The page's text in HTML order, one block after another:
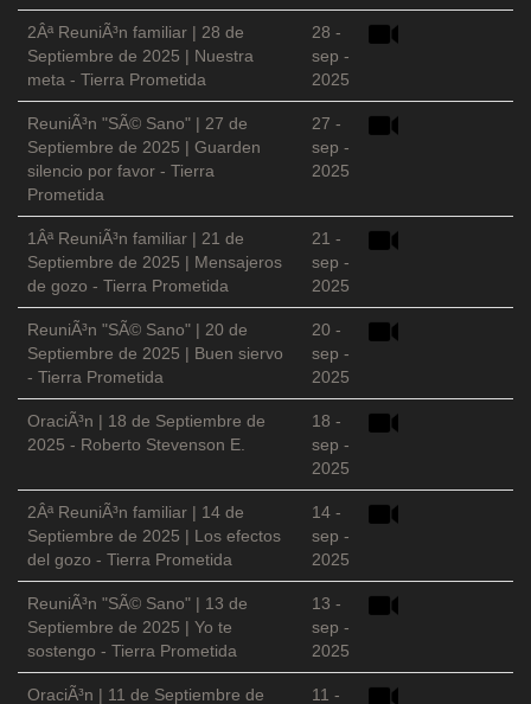
2Âª ReuniÃ³n familiar | 28 de
Septiembre de 2025 | Nuestra
meta - Tierra Prometida
28 -
sep -
2025
ReuniÃ³n "SÃ© Sano" | 27 de
Septiembre de 2025 | Guarden
silencio por favor - Tierra
Prometida
27 -
sep -
2025
1Âª ReuniÃ³n familiar | 21 de
Septiembre de 2025 | Mensajeros
de gozo - Tierra Prometida
21 -
sep -
2025
ReuniÃ³n "SÃ© Sano" | 20 de
Septiembre de 2025 | Buen siervo
- Tierra Prometida
20 -
sep -
2025
OraciÃ³n | 18 de Septiembre de
2025 - Roberto Stevenson E.
18 -
sep -
2025
2Âª ReuniÃ³n familiar | 14 de
Septiembre de 2025 | Los efectos
del gozo - Tierra Prometida
14 -
sep -
2025
ReuniÃ³n "SÃ© Sano" | 13 de
Septiembre de 2025 | Yo te
sostengo - Tierra Prometida
13 -
sep -
2025
OraciÃ³n | 11 de Septiembre de 11 -